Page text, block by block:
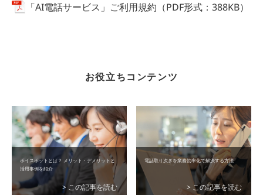
「AI電話サービス」ご利用規約（PDF形式：388KB）
お役立ちコンテンツ
ボイスボットとは？ メリット・デメリットと
活用事例を紹介
> この記事を読む
電話取り次ぎを業務効率化で解決する方法
> この記事を読む